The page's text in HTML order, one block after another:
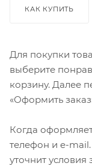
КАК КУПИТЬ
Для покупки
выберите
корзину. Далее
«Оформить
Когда
телефон и e-
уточнит условия